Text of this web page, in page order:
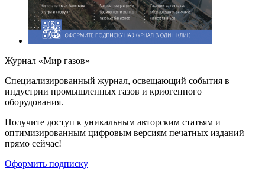
Журнал «Мир газов»
Cпециализированный журнал, освещающий события в
индустрии промышленных газов и криогенного
оборудования.
Получите доступ к уникальным авторским статьям и
оптимизированным цифровым версиям печатных изданий
прямо сейчас!
Оформить подписку